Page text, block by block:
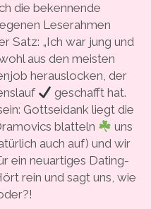
die bekennende
Leserahmen
Satz: „Ich war jung und
wohl aus den meisten
herauslocken, der
geschafft hat.
Gottseidank liegt die
blatteln
uns
auch auf) und wir
ein neuartiges Dating-
rein und sagt uns, wie